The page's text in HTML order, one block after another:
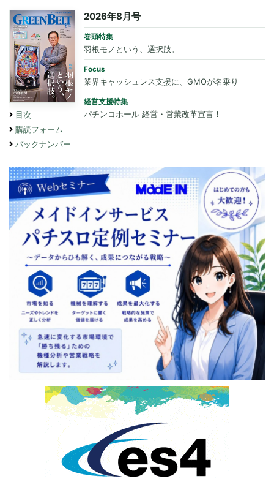
目次
購読フォーム
バックナンバー
2026年8月号
巻頭特集
羽根モノという、選択肢。
Focus
業界キャッシュレス支援に、GMOが名乗り
経営支援特集
パチンコホール 経営・営業改革宣言！